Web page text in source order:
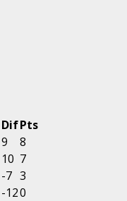
DifPts
9
8
10 7
-7 3
-120